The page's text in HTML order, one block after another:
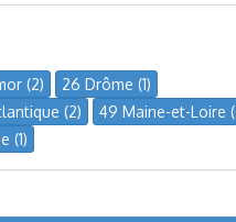
(2)
26 Drôme (1)
(2)
49 Maine-et-Loire
(1)